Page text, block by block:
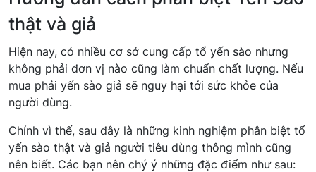
thật và giả
Hiện nay, có nhiều cơ sở cung cấp tổ yến sào nhưng
không phải đơn vị nào cũng làm chuẩn chất lượng. Nếu
mua phải yến sào giả sẽ nguy hại tới sức khỏe của
người dùng.
Chính vì thế, sau đây là những kinh nghiệm phân biệt tổ
yến sào thật và giả người tiêu dùng thông mình cũng
nên biết. Các bạn nên chý ý những đặc điểm như sau: